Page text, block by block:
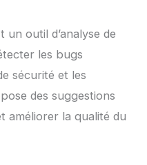
un outil d’analyse de
les bugs
sécurité et les
des suggestions
améliorer la qualité du